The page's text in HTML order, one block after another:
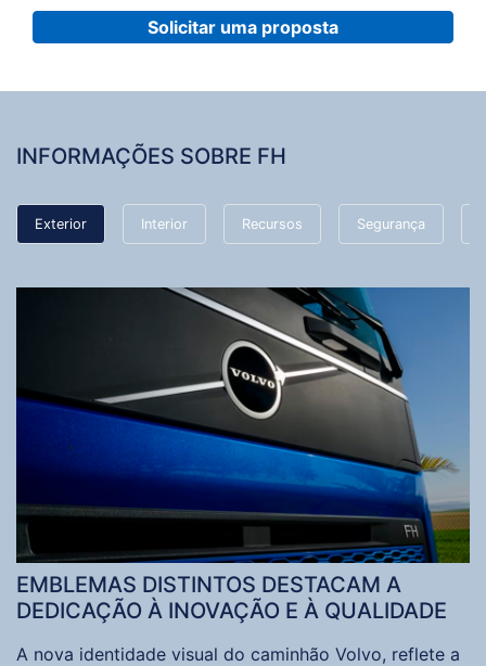
Solicitar uma proposta
INFORMAÇÕES SOBRE FH
Exterior Interior Recursos Segurança
EMBLEMAS DISTINTOS DESTACAM A
DEDICAÇÃO À INOVAÇÃO E À QUALIDADE
A nova identidade visual do caminhão Volvo, reflete a